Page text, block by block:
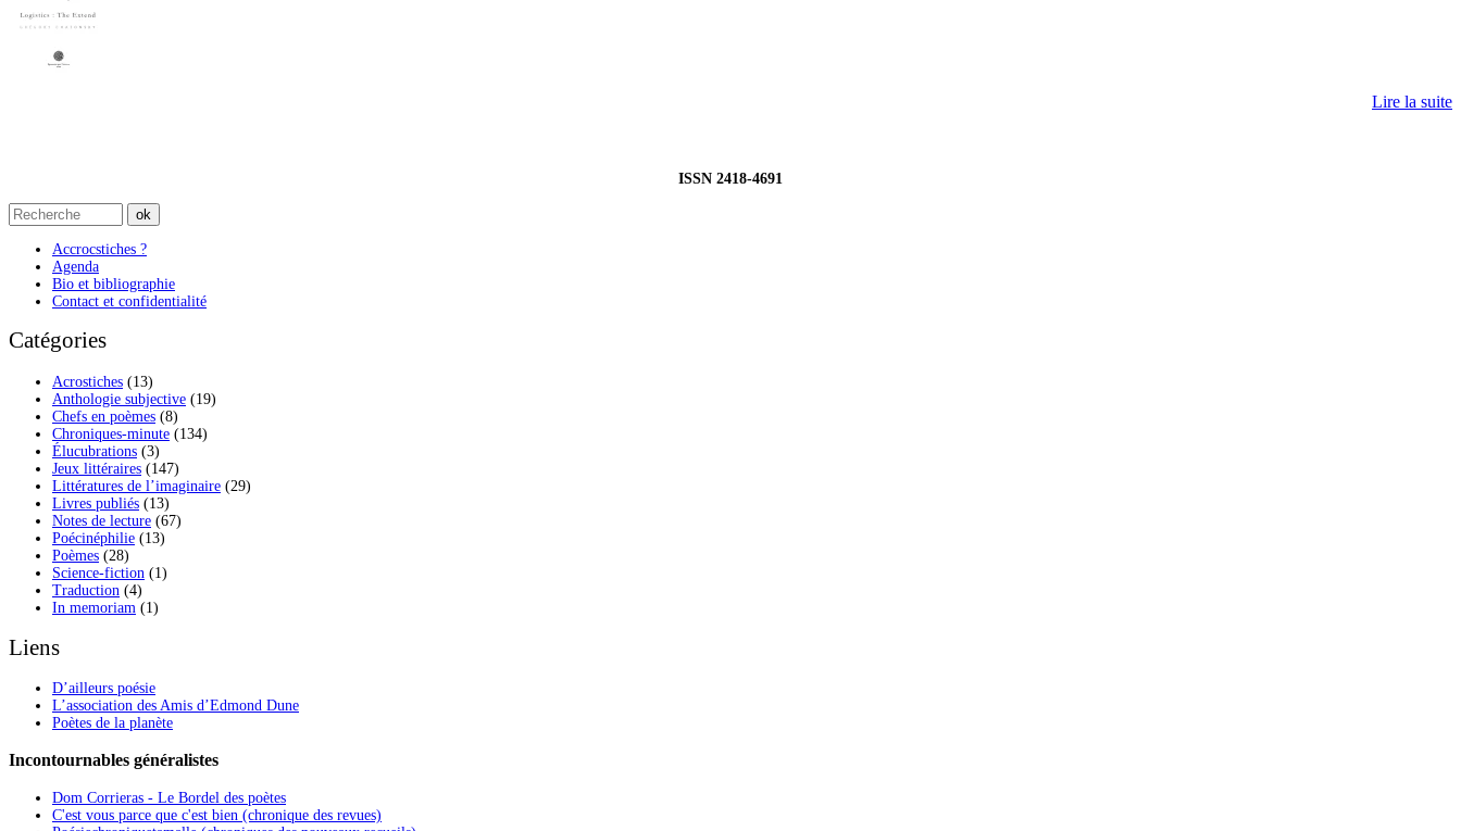
Lire la suite
ISSN 2418-4691
Accrocstiches ?
Agenda
Bio et bibliographie
Contact et confidentialité
Catégories
Acrostiches (13)
Anthologie subjective (19)
Chefs en poèmes (8)
Chroniques-minute (134)
Élucubrations (3)
Jeux littéraires (147)
Littératures de l’imaginaire (29)
Livres publiés (13)
Notes de lecture (67)
Poécinéphilie (13)
Poèmes (28)
Science-fiction (1)
Traduction (4)
In memoriam (1)
Liens
D’ailleurs poésie
L’association des Amis d’Edmond Dune
Poètes de la planète
Incontournables généralistes
Dom Corrieras - Le Bordel des poètes
C'est vous parce que c'est bien (chronique des revues)